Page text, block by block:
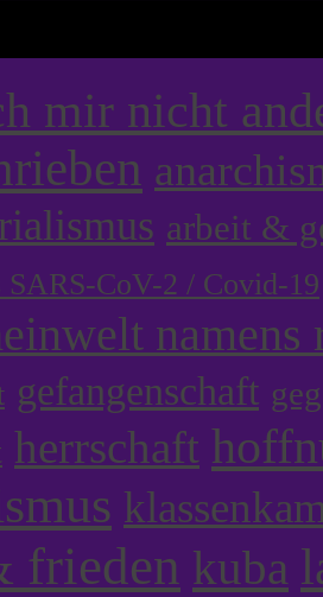
mir nicht
arbeit &
SARS-CoV-2 / Covid-19
namens
gefangenschaft
herrschaft
frieden kuba